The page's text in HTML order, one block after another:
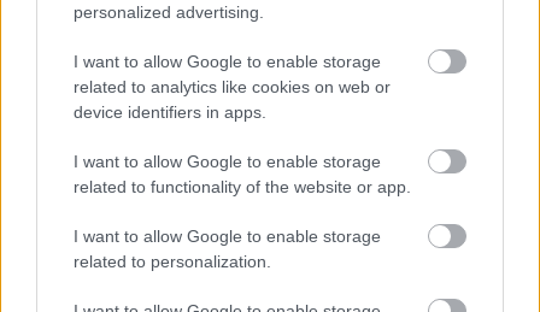
personalized advertising.
I want to allow Google to enable storage
related to analytics like cookies on web or
device identifiers in apps.
I want to allow Google to enable storage
related to functionality of the website or app.
I want to allow Google to enable storage
related to personalization.
Το 2022, η πρωτεύουσα της Σλοβενίας θα φιλοξενήσει το